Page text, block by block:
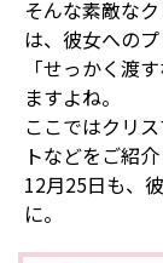
そんな素敵な
は、彼女への
「せっかく渡
ますよね。
ここではクリ
トなどをご紹介
12月25日も、
に。